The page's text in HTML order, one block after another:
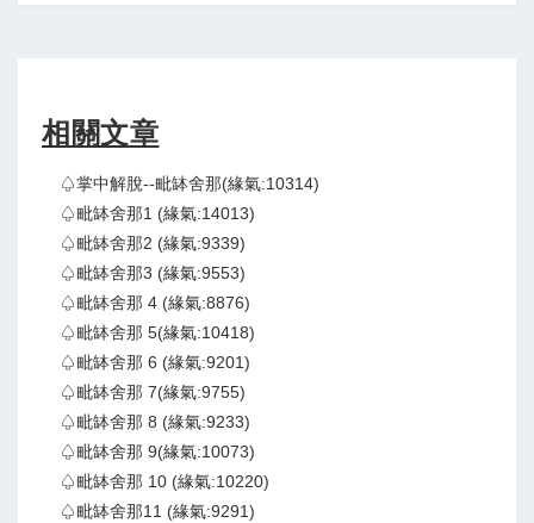
相關文章
♤掌中解脫--毗缽舍那(緣氣:10314)
♤毗缽舍那1 (緣氣:14013)
♤毗缽舍那2 (緣氣:9339)
♤毗缽舍那3 (緣氣:9553)
♤毗缽舍那 4 (緣氣:8876)
♤毗缽舍那 5(緣氣:10418)
♤毗缽舍那 6 (緣氣:9201)
♤毗缽舍那 7(緣氣:9755)
♤毗缽舍那 8 (緣氣:9233)
♤毗缽舍那 9(緣氣:10073)
♤毗缽舍那 10 (緣氣:10220)
♤毗缽舍那11 (緣氣:9291)